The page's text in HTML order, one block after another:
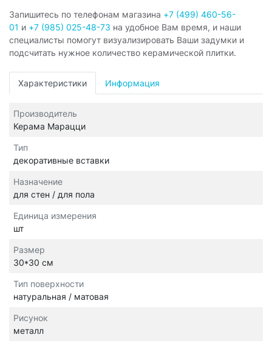
Запишитесь по телефонам магазина +7 (499) 460-56-
01 и +7 (985) 025-48-73 на удобное Вам время, и наши
специалисты помогут визуализировать Ваши задумки и
подсчитать нужное количество керамической плитки.
Характеристики Информация
Производитель
Керама Марацци
Тип
декоративные вставки
Назначение
для стен / для пола
Единица измерения
шт
Размер
30*30 см
Тип поверхности
натуральная / матовая
Рисунок
металл